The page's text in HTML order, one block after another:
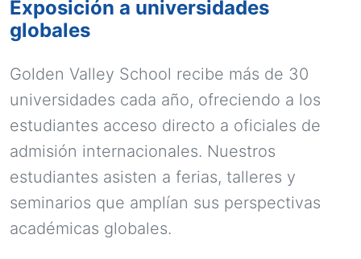
Exposición a universidades
globales
Golden Valley School recibe más de 30
universidades cada año, ofreciendo a los
estudiantes acceso directo a oficiales de
admisión internacionales. Nuestros
estudiantes asisten a ferias, talleres y
seminarios que amplían sus perspectivas
académicas globales.